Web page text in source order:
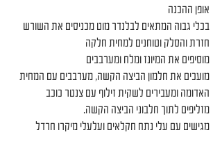
אופן ההכנה
בכלי גבוה המתאים לבלנדר מוט מכניסים את השורש
חזרת והסלק וטוחנים למחית חלקה
מוסיפים את המיונז ומלח ומערבבים
מועכים את חלמון הביצה הקשה, מערבבים עם המחית
האדומה ומעבירים לשקית זילוף עם צנטר כוכב
מזליפים לתוך חלבוני הביצה הקשה.
מגישים עם עלי נתח חקלאים ועלעלי מיקרו חרדל